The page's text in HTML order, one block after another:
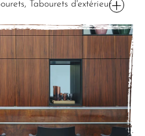
Tabourets d'extérieur